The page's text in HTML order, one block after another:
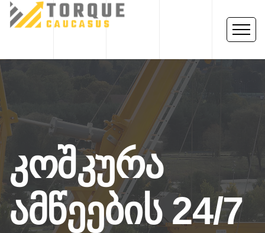
Კოშკურა
Ამწეების 24/7